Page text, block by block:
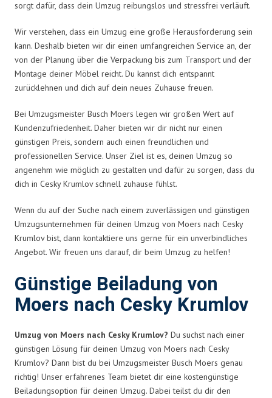
sorgt dafür, dass dein Umzug reibungslos und stressfrei verläuft.
Wir verstehen, dass ein Umzug eine große Herausforderung sein
kann. Deshalb bieten wir dir einen umfangreichen Service an, der
von der Planung über die Verpackung bis zum Transport und der
Montage deiner Möbel reicht. Du kannst dich entspannt
zurücklehnen und dich auf dein neues Zuhause freuen.
Bei Umzugsmeister Busch Moers legen wir großen Wert auf
Kundenzufriedenheit. Daher bieten wir dir nicht nur einen
günstigen Preis, sondern auch einen freundlichen und
professionellen Service. Unser Ziel ist es, deinen Umzug so
angenehm wie möglich zu gestalten und dafür zu sorgen, dass du
dich in Cesky Krumlov schnell zuhause fühlst.
Wenn du auf der Suche nach einem zuverlässigen und günstigen
Umzugsunternehmen für deinen Umzug von Moers nach Cesky
Krumlov bist, dann kontaktiere uns gerne für ein unverbindliches
Angebot. Wir freuen uns darauf, dir beim Umzug zu helfen!
Günstige Beiladung von
Moers nach Cesky Krumlov
Umzug von Moers nach Cesky Krumlov? Du suchst nach einer
günstigen Lösung für deinen Umzug von Moers nach Cesky
Krumlov? Dann bist du bei Umzugsmeister Busch Moers genau
richtig! Unser erfahrenes Team bietet dir eine kostengünstige
Beiladungsoption für deinen Umzug. Dabei teilst du dir den